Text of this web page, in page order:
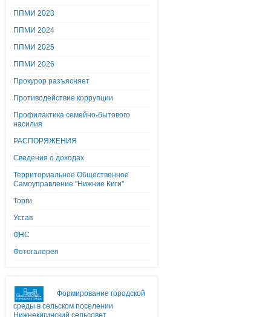
ППМИ 2023
ППМИ 2024
ППМИ 2025
ППМИ 2026
Прокурор разъясняет
Противодействие коррупции
Профилактика семейно-бытового
насилия
РАСПОРЯЖЕНИЯ
Сведения о доходах
Территориальное Общественное
Самоуправление "Нижние Киги"
Торги
Устав
ФНС
Фотогалерея
Формирование городской
среды в сельском поселении
Нижнекигинский сельсовет